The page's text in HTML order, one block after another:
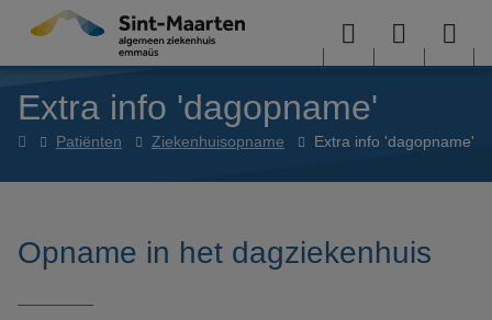
Overslaan en naar de inhoud gaan
Menu User
Extra info 'dagopname'
HomePatiënten Ziekenhuisopname Extra info 'dagopname'
Opname in het dagziekenhuis